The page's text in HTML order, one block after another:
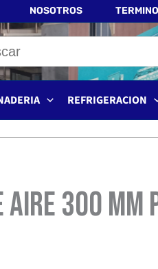
NOSOTROS
REFRIGERACION
300 mm